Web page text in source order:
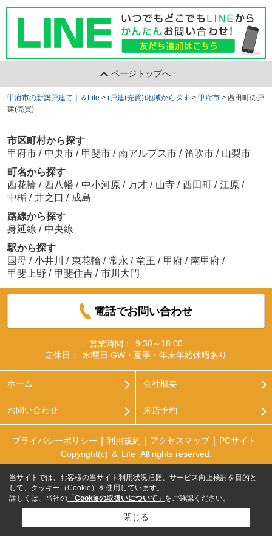
ページトップへ
甲府市の新築戸建て｜＆Life > (戸建(売買))地域から探す > 甲府市 > 西田町の戸
建(売買)
市区町村から探す
甲府市 / 中央市 / 甲斐市 / 南アルプス市 / 笛吹市 / 山梨市
町名から探す
西花輪 / 西八幡 / 中小河原 / 万才 / 山寺 / 西田町 / 江原 /
中楯 / 井之口 / 成島
路線から探す
身延線 / 中央線
駅から探す
国母 / 小井川 / 東花輪 / 常永 / 竜王 / 甲府 / 南甲府 /
甲斐上野 / 甲斐住吉 / 市川大門
電話でお問い合わせ
営業時間：
9:30～18:00
定休日：
水曜日 GW・夏季・年末年始休暇あり
ホーム 会社概要
お問い合わせ 来店予約
プライバシーポリシー 利用規約 アクセスマップ
PCサイト
Copyright(c) ＆ Life All rights reserved.
当サイトでは、お客様の当サイト利用状況把握、サービス向上検討を目的と
して、クッキー（Cookie）を使用しています。
詳しくは、当社の 「Cookieの取扱いについて」 をご確認ください。
閉じる